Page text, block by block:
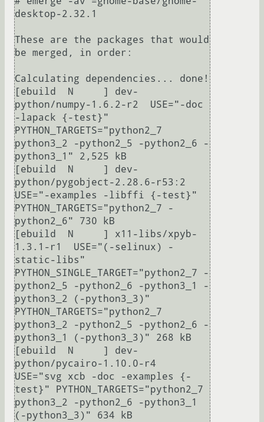
desktop-2.32.1
These are the packages that would
be merged, in order:
Calculating dependencies... done!
[ebuild  N     ] dev-
python/numpy-1.6.2-r2  USE="-doc
-lapack {-test}"
PYTHON_TARGETS="python2_7
python3_2 -python2_5 -python2_6 -
python3_1" 2,525 kB
[ebuild  N     ] dev-
python/pygobject-2.28.6-r53:2
USE="-examples -libffi {-test}"
PYTHON_TARGETS="python2_7 -
python2_6" 730 kB
[ebuild  N     ] x11-libs/xpyb-
1.3.1-r1  USE="(-selinux) -
static-libs"
PYTHON_SINGLE_TARGET="python2_7 -
python2_5 -python2_6 -python3_1 -
python3_2 (-python3_3)"
PYTHON_TARGETS="python2_7
python3_2 -python2_5 -python2_6 -
python3_1 (-python3_3)" 268 kB
[ebuild  N     ] dev-
python/pycairo-1.10.0-r4
USE="svg xcb -doc -examples {-
test}" PYTHON_TARGETS="python2_7
python3_2 -python2_6 -python3_1
(-python3_3)" 634 kB